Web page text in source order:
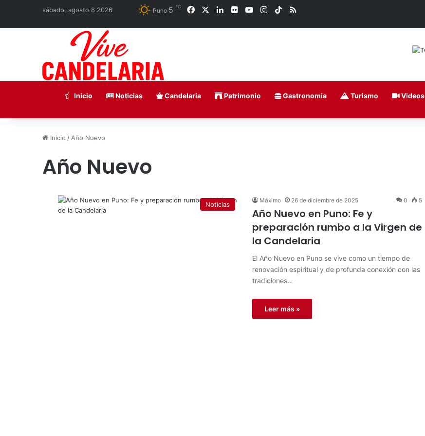
sábado, agosto 8 2026 Puno 5 ℃ Facebook LinkedIn
Flickr YouTubeInstagram
TikTokRSS
Inicio Noticias Candelaria Patrimonio Gastronomia Turismo Videos
Inicio / Año Nuevo
Año Nuevo
Noticias
Máximo 26 de diciembre de 2025 0 5
Año Nuevo en Puno: Fe y
preparación rumbo a la Virgen de
la Candelaria
El Año Nuevo en Puno se vive como un tiempo de
renovación espiritual y de profunda conexión con las
tradiciones…
Leer más »